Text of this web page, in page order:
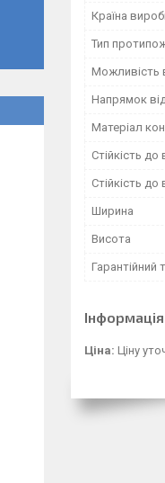
Країна
Тип
Можливість
Напрямок
Матеріал
Стійкість до
Стійкість
Ширина
Висота
Гарантійний
Ціна: Ціну